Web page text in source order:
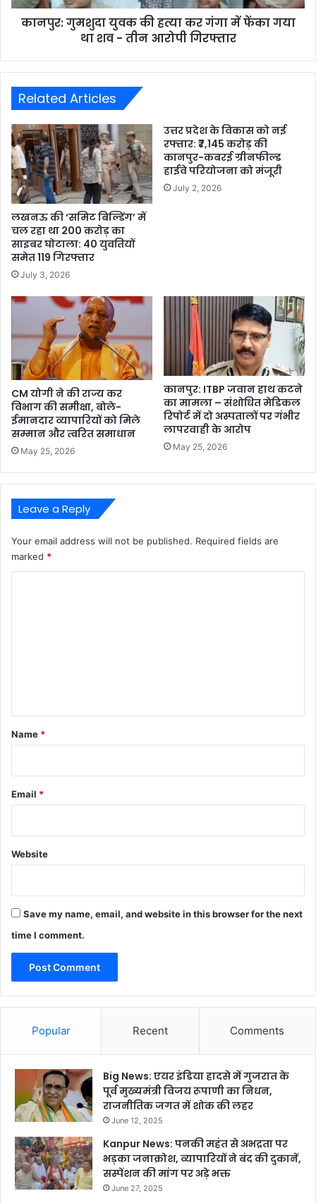
कानपुर: गुमशुदा युवक की हत्या कर गंगा में फेंका गया
था शव - तीन आरोपी गिरफ्तार
Related Articles
लखनऊ की ‘समिट बिल्डिंग’ में
चल रहा था 200 करोड़ का
साइबर घोटाला: 40 युवतियों
समेत 119 गिरफ्तार
July 3, 2026
उत्तर प्रदेश के विकास को नई
रफ्तार: ₹7,145 करोड़ की
कानपुर-कबरई ग्रीनफील्ड
हाईवे परियोजना को मंजूरी
July 2, 2026
CM योगी ने की राज्य कर
विभाग की समीक्षा, बोले-
ईमानदार व्यापारियों को मिले
सम्मान और त्वरित समाधान
May 25, 2026
कानपुर: ITBP जवान हाथ कटने
का मामला – संशोधित मेडिकल
रिपोर्ट में दो अस्पतालों पर गंभीर
लापरवाही के आरोप
May 25, 2026
Leave a Reply
Your email address will not be published. Required fields are
marked *
*
Name *
Email *
Website
Save my name, email, and website in this browser for the next
time I comment.
Popular Recent Comments
Big News: एयर इंडिया हादसे में गुजरात के
पूर्व मुख्यमंत्री विजय रूपाणी का निधन,
राजनीतिक जगत में शोक की लहर
June 12, 2025
Kanpur News: पनकी महंत से अभद्रता पर
भड़का जनाक्रोश, व्यापारियों ने बंद की दुकानें,
सस्पेंशन की मांग पर अड़े भक्त
June 27, 2025